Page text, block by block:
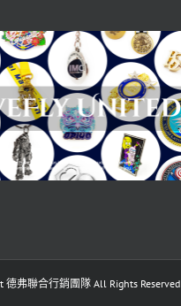
弗聯合行銷團隊 All Rights Reserved